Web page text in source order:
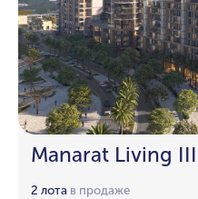
Manarat Living III
2 лота в продаже